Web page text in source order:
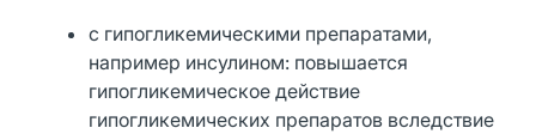
с гипогликемическими препаратами,
например инсулином: повышается
гипогликемическое действие
гипогликемических препаратов вследствие